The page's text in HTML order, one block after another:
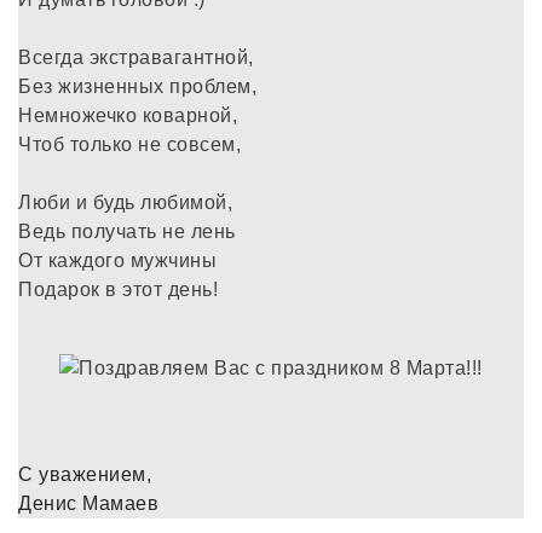
Всегда экстравагантной,
Без жизненных проблем,
Немножечко коварной,
Чтоб только не совсем,
Люби и будь любимой,
Ведь получать не лень
От каждого мужчины
Подарок в этот день!
С уважением,
Денис Мамаев